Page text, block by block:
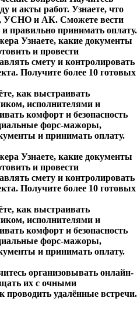
и акты работ. Узнаете, что
УСНО и АК. Сможете вести
правильно принимать оплату.
Узнаете, какие документы
и провести
смету и контролировать
Получите более 10 готовых
как выстраивать
исполнителями и
комфорт и безопасность
форс-мажоры,
и принимать оплату.
Узнаете, какие документы
и провести
смету и контролировать
Получите более 10 готовых
как выстраивать
исполнителями и
комфорт и безопасность
форс-мажоры,
и принимать оплату.
организовывать онлайн-
их с очными
удалённые встречи.